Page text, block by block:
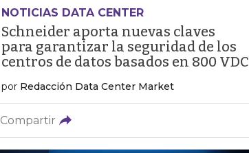
NOTICIAS DATA CENTER
Schneider aporta nuevas claves
para garantizar la seguridad de los
centros de datos basados en 800 VDC
por Redacción Data Center Market
Compartir